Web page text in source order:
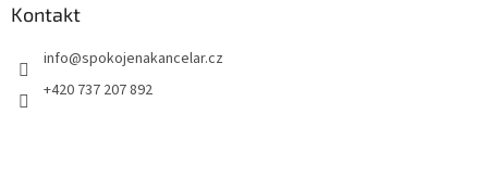
Kontakt
info@spokojenakancelar.cz
+420 737 207 892